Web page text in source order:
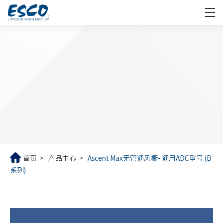
首页 产品中心
Ascent Max无管通风橱- 通用ADC型号 (B
系列)